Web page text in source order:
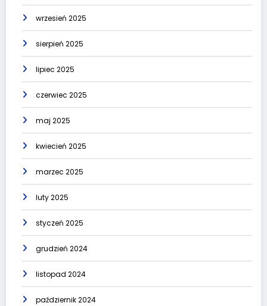
wrzesień 2025
sierpień 2025
lipiec 2025
czerwiec 2025
maj 2025
kwiecień 2025
marzec 2025
luty 2025
styczeń 2025
grudzień 2024
listopad 2024
październik 2024